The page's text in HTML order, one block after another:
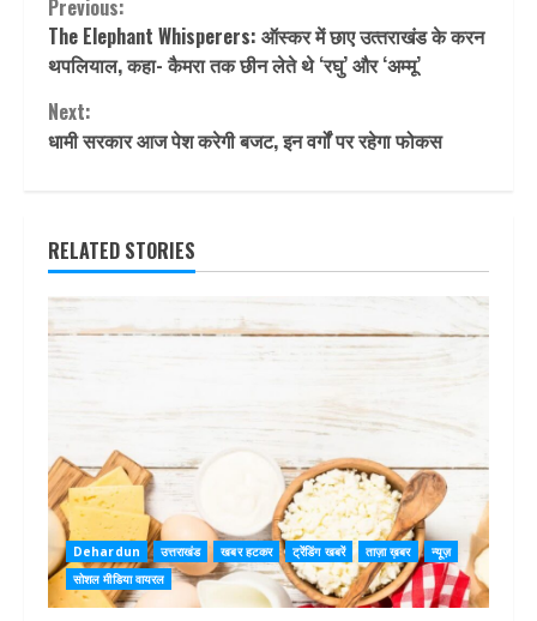
Continue
Reading
Previous:
The Elephant Whisperers: ऑस्‍कर में छाए उत्‍तराखंड के करन
थपलियाल, कहा- कैमरा तक छीन लेते थे ‘रघु’ और ‘अम्‍मू’
Next:
धामी सरकार आज पेश करेगी बजट, इन वर्गों पर रहेगा फोकस
RELATED STORIES
Dehardun उत्तराखंड खबर हटकर ट्रेंडिंग खबरें ताज़ा ख़बर
न्यूज़
सोशल मीडिया वायरल